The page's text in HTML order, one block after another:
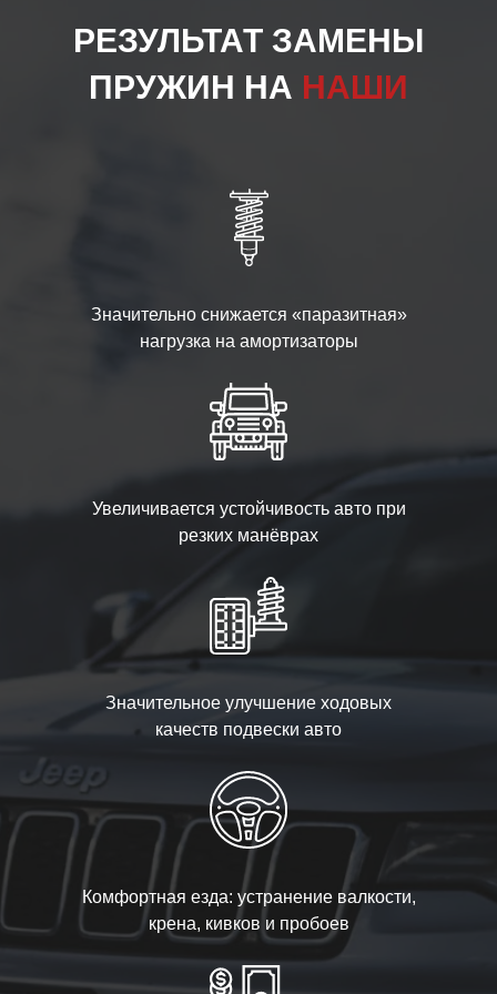
РЕЗУЛЬТАТ ЗАМЕНЫ
ПРУЖИН НА НАШИ
Значительно снижается «паразитная»
нагрузка на амортизаторы
Увеличивается устойчивость авто при
резких манёврах
Значительное улучшение ходовых
качеств подвески авто
Комфортная езда: устранение валкости,
крена, кивков и пробоев